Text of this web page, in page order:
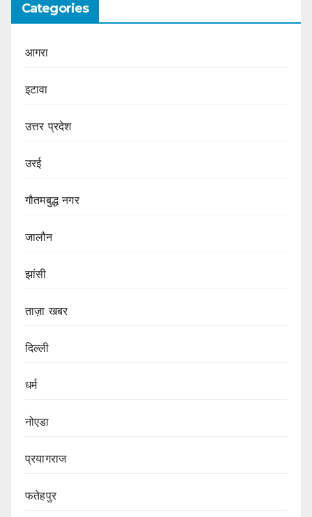
Categories
आगरा
इटावा
उत्तर प्रदेश
उरई
गौतमबुद्ध नगर
जालौन
झांसी
ताज़ा खबर
दिल्ली
धर्म
नोएडा
प्रयागराज
फतेहपुर